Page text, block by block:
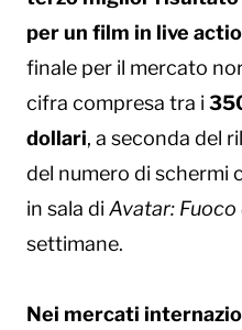
per un film in live
finale per il mercato
cifra compresa tra i
dollari, a seconda del
del numero di schermi
in sala di Avatar: Fuoco
settimane.
Nei mercati